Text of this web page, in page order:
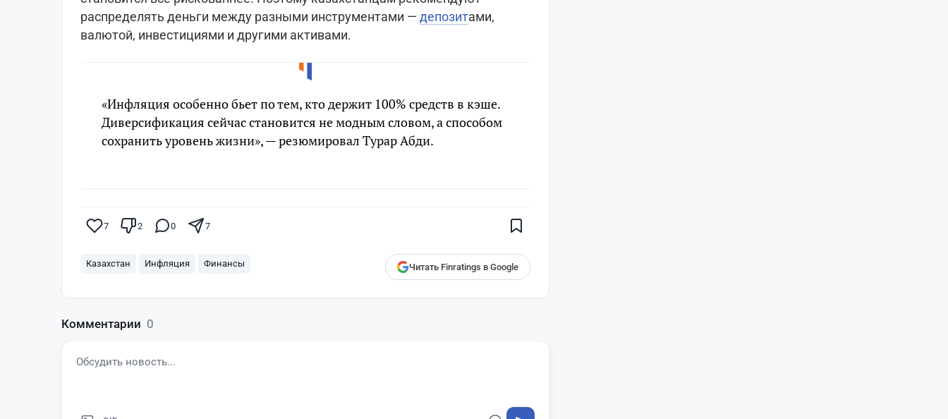
распределять деньги между разными инструментами — депозитами,
валютой, инвестициями и другими активами.
«Инфляция особенно бьет по тем, кто держит 100% средств в кэше.
Диверсификация сейчас становится не модным словом, а способом
сохранить уровень жизни», — резюмировал Турар Абди.
7 2 0 7
Казахстан Инфляция Финансы Читать Finratings в Google
Комментарии 0